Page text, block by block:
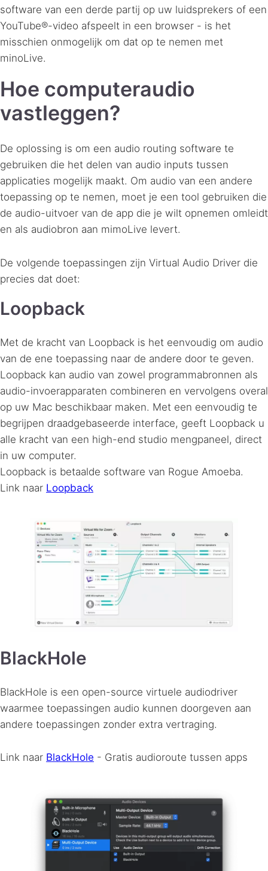
software van een derde partij op uw luidsprekers of een
YouTube®-video afspeelt in een browser - is het
misschien onmogelijk om dat op te nemen met
minoLive.
Hoe computeraudio
vastleggen?
De oplossing is om een audio routing software te
gebruiken die het delen van audio inputs tussen
applicaties mogelijk maakt. Om audio van een andere
toepassing op te nemen, moet je een tool gebruiken die
de audio-uitvoer van de app die je wilt opnemen omleidt
en als audiobron aan mimoLive levert.
De volgende toepassingen zijn Virtual Audio Driver die
precies dat doet:
Loopback
Met de kracht van Loopback is het eenvoudig om audio
van de ene toepassing naar de andere door te geven.
Loopback kan audio van zowel programmabronnen als
audio-invoerapparaten combineren en vervolgens overal
op uw Mac beschikbaar maken. Met een eenvoudig te
begrijpen draadgebaseerde interface, geeft Loopback u
alle kracht van een high-end studio mengpaneel, direct
in uw computer.
Loopback is betaalde software van Rogue Amoeba.
Link naar Loopback
BlackHole
BlackHole is een open-source virtuele audiodriver
waarmee toepassingen audio kunnen doorgeven aan
andere toepassingen zonder extra vertraging.
Link naar BlackHole - Gratis audioroute tussen apps